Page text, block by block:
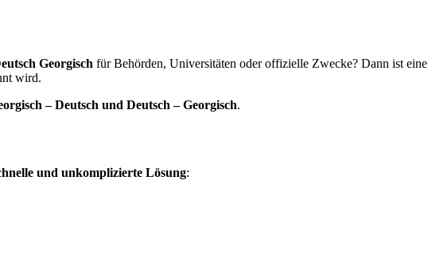
Georgisch für Behörden, Universitäten oder offizielle Zwecke? Dann ist eine
wird.
– Deutsch und Deutsch – Georgisch.
und unkomplizierte Lösung: